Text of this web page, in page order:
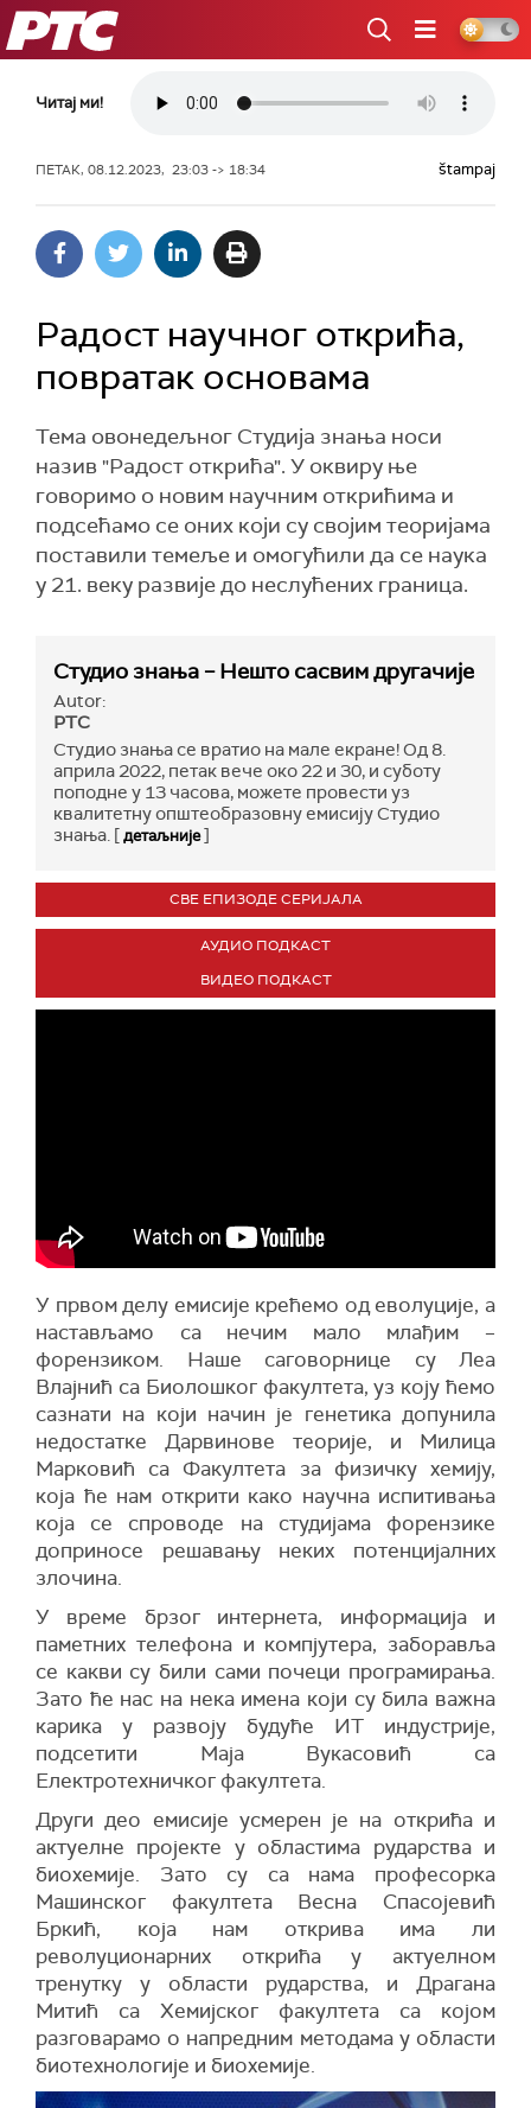
РТС
Читај ми!
ПЕТАК, 08.12.2023, 23:03 -> 18:34 štampaj
Радост научног открића,
повратак основама
Тема овонедељног Студија знања носи
назив "Радост открића". У оквиру ње
говоримо о новим научним открићима и
подсећамо се оних који су својим теоријама
поставили темеље и омогућили да се наука
у 21. веку развије до неслућених граница.
Студио знања – Нешто сасвим другачије
Autor:
РТС
Студио знања се вратио на мале екране! Од 8.
априла 2022, петак вече око 22 и 30, и суботу
поподне у 13 часова, можете провести уз
квалитетну општеобразовну емисију Студио
знања. [детаљније]
СВЕ ЕПИЗОДЕ СЕРИЈАЛА
АУДИО ПОДКАСТ
ВИДЕО ПОДКАСТ
У првом делу емисије крећемо од еволуције, а
настављамо са нечим мало млађим –
форензиком. Наше саговорнице су Леа
Влајнић са Биолошког факултета, уз коју ћемо
сазнати на који начин је генетика допунила
недостатке Дарвинове теорије, и Милица
Марковић са Факултета за физичку хемију,
која ће нам открити како научна испитивања
која се спроводе на студијама форензике
доприносе решавању неких потенцијалних
злочина.
У време брзог интернета, информација и
паметних телефона и компјутера, заборавља
се какви су били сами почеци програмирања.
Зато ће нас на нека имена који су била важна
карика у развоју будуће ИТ индустрије,
подсетити Маја Вукасовић са
Електротехничког факултета.
Други део емисије усмерен је на открића и
актуелне пројекте у областима рударства и
биохемије. Зато су са нама професорка
Машинског факултета Весна Спасојевић
Бркић, која нам открива има ли
револуционарних открића у актуелном
тренутку у области рударства, и Драгана
Митић са Хемијског факултета са којом
разговарамо о напредним методама у области
биотехнологије и биохемије.